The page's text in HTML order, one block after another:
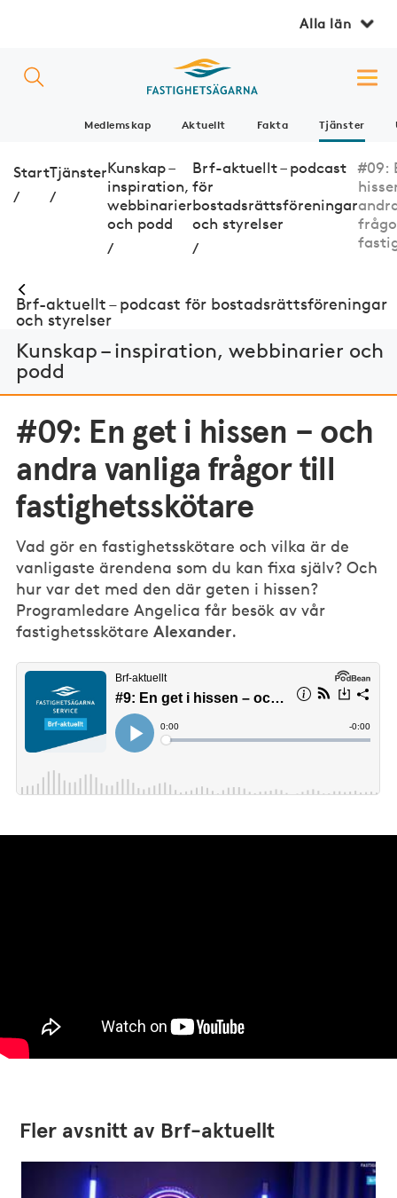
Alla län
Medlemskap Aktuellt Fakta Tjänster
Start
/
Tjänster
/
Kunskap –
inspiration,
webbinarier
och podd
/
Brf-aktuellt – podcast
för
bostadsrättsföreningar
och styrelser
/
#09:
Brf-aktuellt – podcast för bostadsrättsföreningar
och styrelser
Kunskap – inspiration, webbinarier och
podd
#09: En get i hissen – och
andra vanliga frågor till
fastighetsskötare
Vad gör en fastighetsskötare och vilka är de
vanligaste ärendena som du kan fixa själv? Och
hur var det med den där geten i hissen?
Programledare Angelica får besök av vår
fastighetsskötareAlexander.
Fler avsnitt av Brf-aktuellt